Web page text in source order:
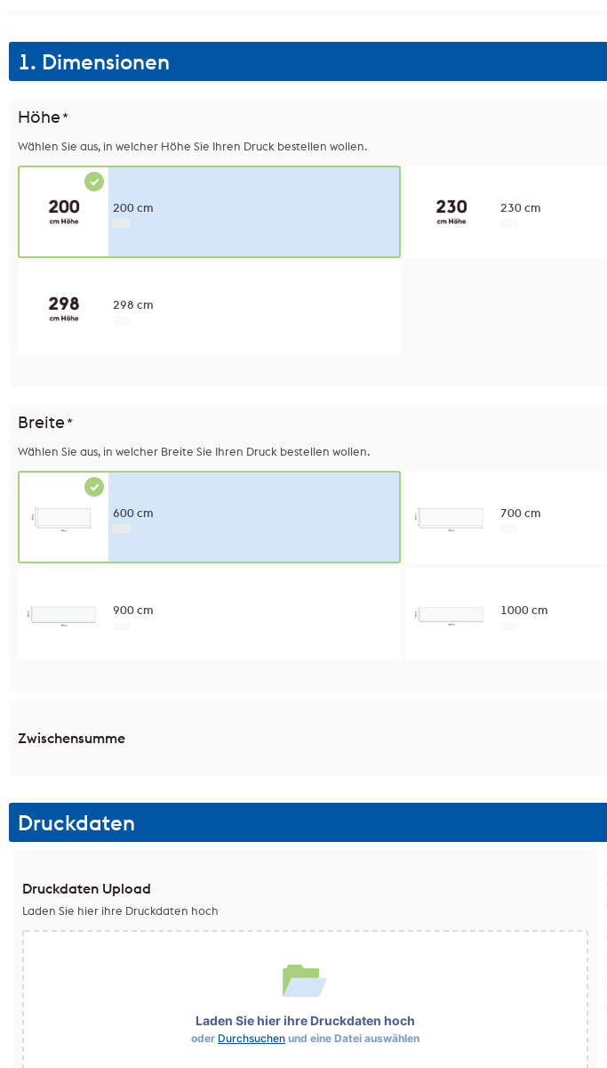
1. Dimensionen
Höhe*
Wählen Sie aus, in welcher Höhe Sie Ihren Druck bestellen wollen.
200 cm 230 cm
298 cm
Breite*
Wählen Sie aus, in welcher Breite Sie Ihren Druck bestellen wollen.
600 cm 700 cm
900 cm 1000 cm
Zwischensumme
Druckdaten
Druckdaten Upload
Laden Sie hier ihre Druckdaten hoch
Laden Sie hier ihre Druckdaten hoch
oder Durchsuchenund eine Datei auswählen